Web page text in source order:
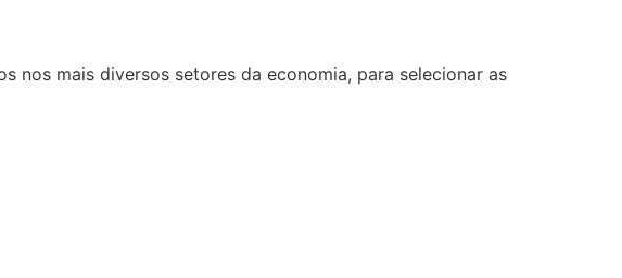
nos mais diversos setores da economia, para selecionar as